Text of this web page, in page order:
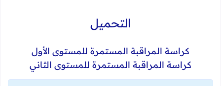
التحميل
كراسة المراقبة المستمرة للمستوى الأول
كراسة المراقبة المستمرة للمستوى الثاني